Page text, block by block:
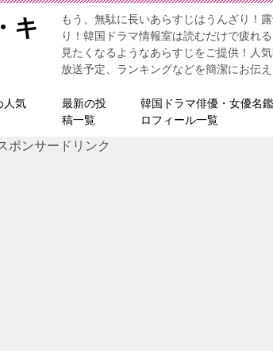
キ
もう、無駄に長いあらすじはうんざり！
り！韓国ドラマ情報室は読むだけで疲れ
見たくなるようなあらすじをご提供！人
放送予定、ランキングなどを簡潔にお伝
人気
最新の投
稿一覧
韓国ドラマ俳優・女優名
ロフィール一覧
ポンサードリンク